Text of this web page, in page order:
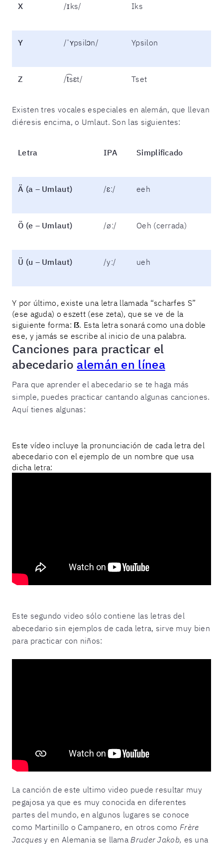
X /ɪks/ Iks
Y /ˈʏpsilɔn/ Ypsilon
Z /t͡sɛt/ Tset
Existen tres vocales especiales en alemán, que llevan
diéresis encima, o Umlaut. Son las siguientes:
Letra IPA Simplificado
Ä (a – Umlaut) /ɛː/ eeh
Ö (e – Umlaut) /øː/ Oeh (cerrada)
Ü (u – Umlaut) /yː/ ueh
Y por último, existe una letra llamada “scharfes S”
(ese aguda) o eszett (ese zeta), que se ve de la
siguiente forma: ẞ. Esta letra sonará como una doble
ese, y jamás se escribe al inicio de una palabra.
Canciones para practicar el
abecedario alemán en línea
Para que aprender el abecedario se te haga más
simple, puedes practicar cantando algunas canciones.
Aquí tienes algunas:
Este vídeo incluye la pronunciación de cada letra del
abecedario con el ejemplo de un nombre que usa
dicha letra:
Este segundo video sólo contiene las letras del
abecedario sin ejemplos de cada letra, sirve muy bien
para practicar con niños:
La canción de este ultimo video puede resultar muy
pegajosa ya que es muy conocida en diferentes
partes del mundo, en algunos lugares se conoce
como Martinillo o Campanero, en otros como Frère
Jacques y en Alemania se llama Bruder Jakob, es una